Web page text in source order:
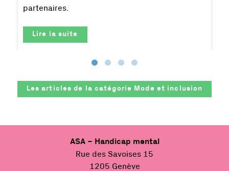
partenaires.
Lire la suite
Les articles de la catégorie Mode et inclusion
ASA – Handicap mental
Rue des Savoises 15
1205 Genève